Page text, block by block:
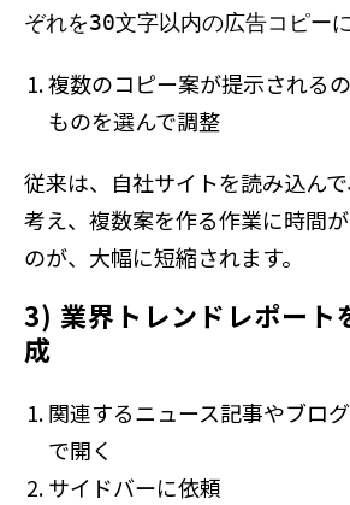
ぞれを30文字以内の広告コピー
複数のコピー案が提示される
ものを選んで調整
従来は、自社サイトを読み込ん
考え、複数案を作る作業に時間
のが、大幅に短縮されます。
3) 業界トレンドレポート
成
関連するニュース記事やブロ
で開く
サイドバーに依頼